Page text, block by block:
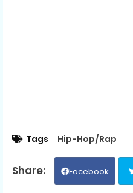
Tags Hip-Hop/Rap
Facebook